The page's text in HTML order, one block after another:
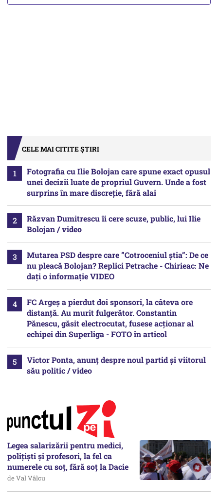
CELE MAI CITITE ȘTIRI
Fotografia cu Ilie Bolojan care spune exact opusul
unei decizii luate de propriul Guvern. Unde a fost
surprins în mare discreție, fără alai
Răzvan Dumitrescu îi cere scuze, public, lui Ilie
Bolojan / video
Mutarea PSD despre care ”Cotroceniul știa”: De ce
nu pleacă Bolojan? Replici Petrache - Chirieac: Ne
dați o informație VIDEO
FC Argeș a pierdut doi sponsori, la câteva ore
distanță. Au murit fulgerător. Constantin
Pănescu, găsit electrocutat, fusese acționar al
echipei din Superliga - FOTO în articol
Victor Ponta, anunț despre noul partid și viitorul
său politic / video
Legea salarizării pentru medici,
polițiști și profesori, la fel ca
numerele cu soț, fără soț la Dacie
de Val Vâlcu